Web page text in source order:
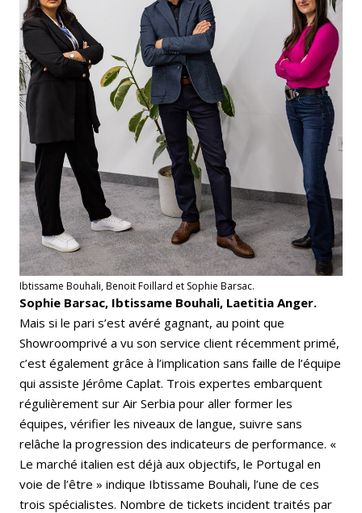
Ibtissame Bouhali, Benoit Foillard et Sophie Barsac.
Sophie Barsac, Ibtissame Bouhali, Laetitia Anger.
Mais si le pari s’est avéré gagnant, au point que
Showroomprivé a vu son service client récemment primé,
c’est également grâce à l’implication sans faille de l’équipe
qui assiste Jérôme Caplat. Trois expertes embarquent
régulièrement sur Air Serbia pour aller former les
équipes, vérifier les niveaux de langue, suivre sans
relâche la progression des indicateurs de performance. «
Le marché italien est déjà aux objectifs, le Portugal en
voie de l’être » indique Ibtissame Bouhali, l’une de ces
trois spécialistes. Nombre de tickets incident traités par